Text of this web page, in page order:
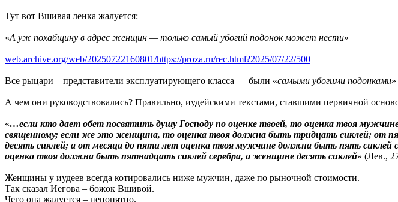
Тут вот Вшивая ленка жалуется:
«А уж похабщину в адрес женщин — только самый убогий подонок может нести»
web.archive.org/web/20250722160801/https://proza.ru/rec.html?2025/07/22/500
Все рыцари – представители эксплуатирующего класса — были «самыми убогими подонками
А чем они руководствовались? Правильно, иудейскими текстами, ставшими первичной
«…если кто дает обет посвятить душу Господу по оценке твоей, то оценка твоя
священному; если же это женщина, то оценка твоя должна быть тридцать сиклей; от
десять сиклей; а от месяца до пяти лет оценка твоя мужчине должна быть пять
оценка твоя должна быть пятнадцать сиклей серебра, а женщине десять сиклей» (Лев.,
Женщины у иудеев всегда котировались ниже мужчин, даже по рыночной стоимости.
Так сказал Иегова – божок Вшивой.
Чего она жалуется – непонятно.